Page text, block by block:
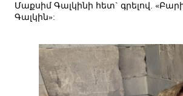
Մաքսիմ Գալկինի հետ` գրելով.
Գալկին»: